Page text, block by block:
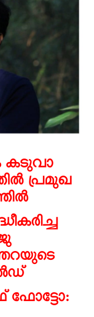
കടുവാ
പ്രമുഖ
ഫോട്ടോ: